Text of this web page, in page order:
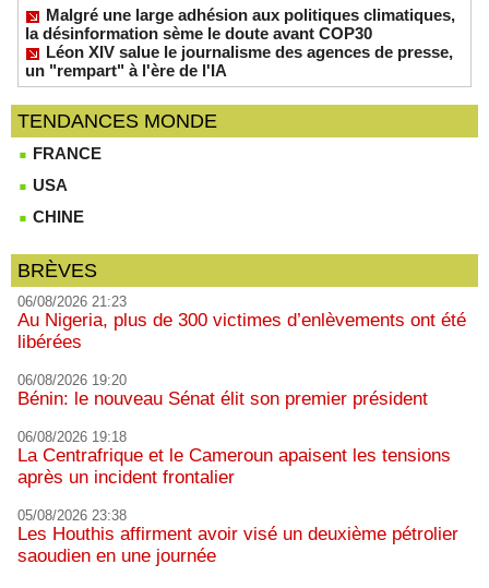
Malgré une large adhésion aux politiques climatiques,
la désinformation sème le doute avant COP30
Léon XIV salue le journalisme des agences de presse,
un "rempart" à l'ère de l'IA
TENDANCES MONDE
FRANCE
USA
CHINE
BRÈVES
06/08/2026 21:23
Au Nigeria, plus de 300 victimes d’enlèvements ont été
libérées
06/08/2026 19:20
Bénin: le nouveau Sénat élit son premier président
06/08/2026 19:18
La Centrafrique et le Cameroun apaisent les tensions
après un incident frontalier
05/08/2026 23:38
Les Houthis affirment avoir visé un deuxième pétrolier
saoudien en une journée